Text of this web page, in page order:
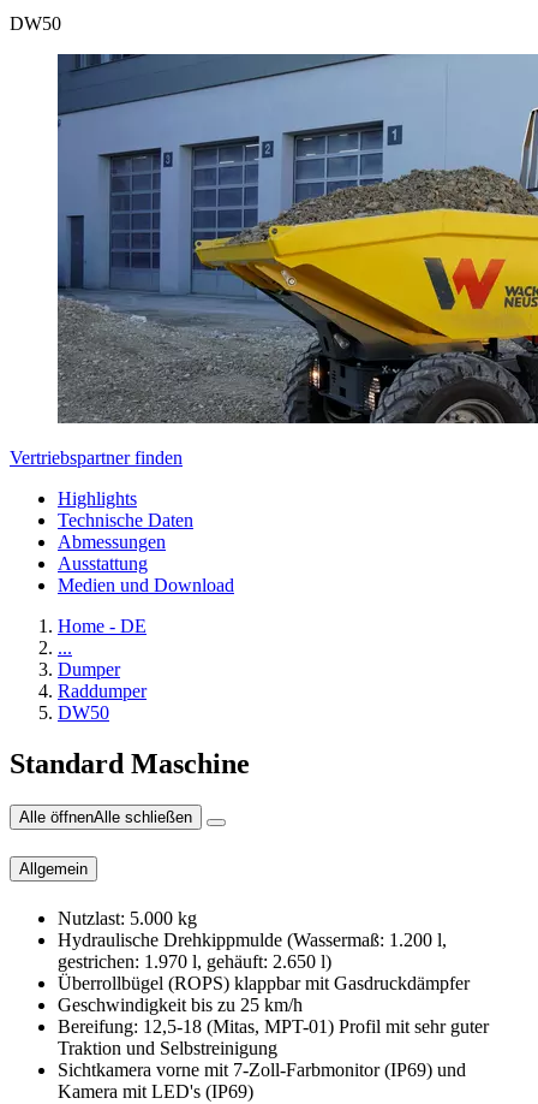
DW50
Vertriebspartner finden
Highlights
Technische Daten
Abmessungen
Ausstattung
Medien und Download
Home - DE
...
Dumper
Raddumper
DW50
Standard Maschine
Alle öffnenAlle schließen
Allgemein
Nutzlast: 5.000 kg
Hydraulische Drehkippmulde (Wassermaß: 1.200 l,
gestrichen: 1.970 l, gehäuft: 2.650 l)
Überrollbügel (ROPS) klappbar mit Gasdruckdämpfer
Geschwindigkeit bis zu 25 km/h
Bereifung: 12,5-18 (Mitas, MPT-01) Profil mit sehr guter
Traktion und Selbstreinigung
Sichtkamera vorne mit 7-Zoll-Farbmonitor (IP69) und
Kamera mit LED's (IP69)